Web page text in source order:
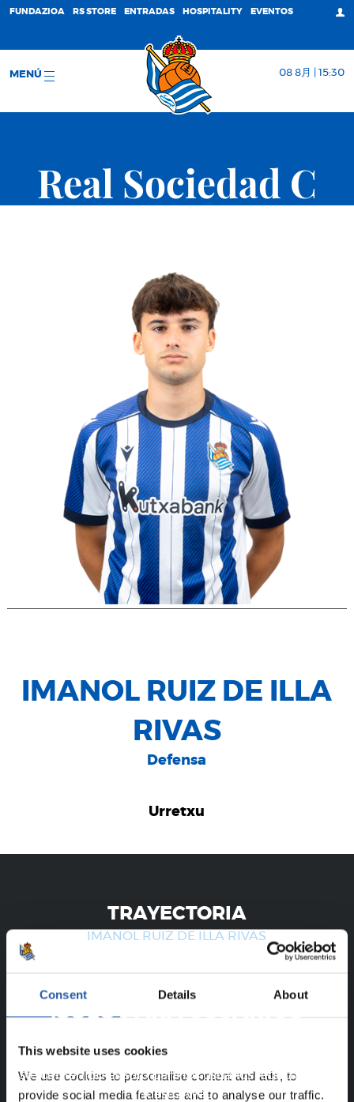
Consent Details About
This website uses cookies
We use cookies to personalise content and ads, to
provide social media features and to analyse our traffic.
FUNDAZIOA RS STORE ENTRADAS HOSPITALITY EVENTOS
MENÚ 08 8月 | 15:30
Real Sociedad C
IMANOL RUIZ DE ILLA
RIVAS
Defensa
Urretxu
TRAYECTORIA
IMANOL RUIZ DE ILLA RIVAS
¡SOLO PARA USUARIOS
Este contenido es solo para los usuarios registrados en
nuestra web.